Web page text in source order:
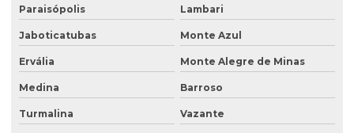
Poço de monitoramento de água subterrânea
Poço de monitoramento ambiental
Poço de monitoramento de lençol freático
Poço de monitoramento multinível
Poço de monitoramento posto de combustível
Paraisópolis Lambari
Jaboticatubas Monte Azul
Ervália Monte Alegre de Minas
Medina Barroso
Turmalina Vazante